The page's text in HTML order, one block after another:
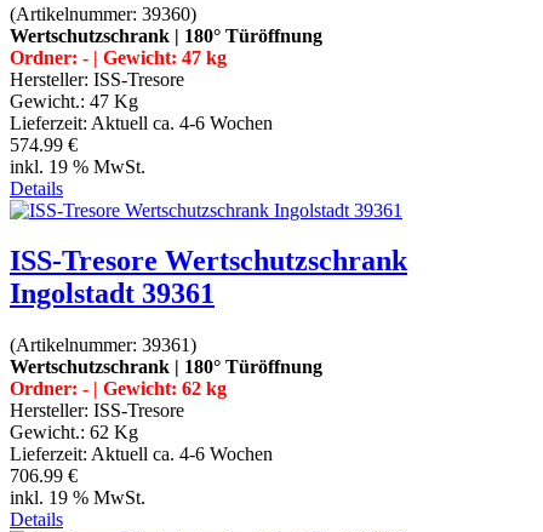
(Artikelnummer: 39360)
Wertschutzschrank | 180° Türöffnung
Ordner: - | Gewicht: 47 kg
Hersteller: ISS-Tresore
Gewicht.: 47 Kg
Lieferzeit: Aktuell ca. 4-6 Wochen
574.99 €
inkl. 19 % MwSt.
Details
ISS-Tresore Wertschutzschrank
Ingolstadt 39361
(Artikelnummer: 39361)
Wertschutzschrank | 180° Türöffnung
Ordner: - | Gewicht: 62 kg
Hersteller: ISS-Tresore
Gewicht.: 62 Kg
Lieferzeit: Aktuell ca. 4-6 Wochen
706.99 €
inkl. 19 % MwSt.
Details